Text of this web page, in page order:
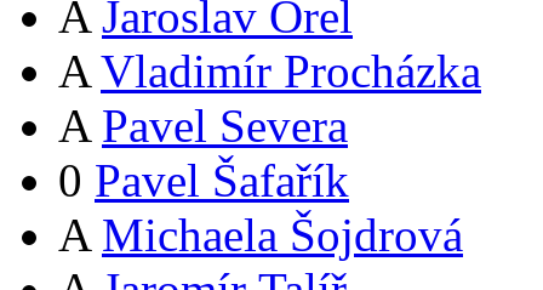
A Jaroslav Orel
A Vladimír Procházka
A Pavel Severa
0 Pavel Šafařík
A Michaela Šojdrová